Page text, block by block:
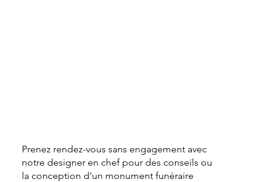
Prenez rendez-vous sans engagement avec
notre designer en chef pour des conseils ou
la conception d'un monument funéraire